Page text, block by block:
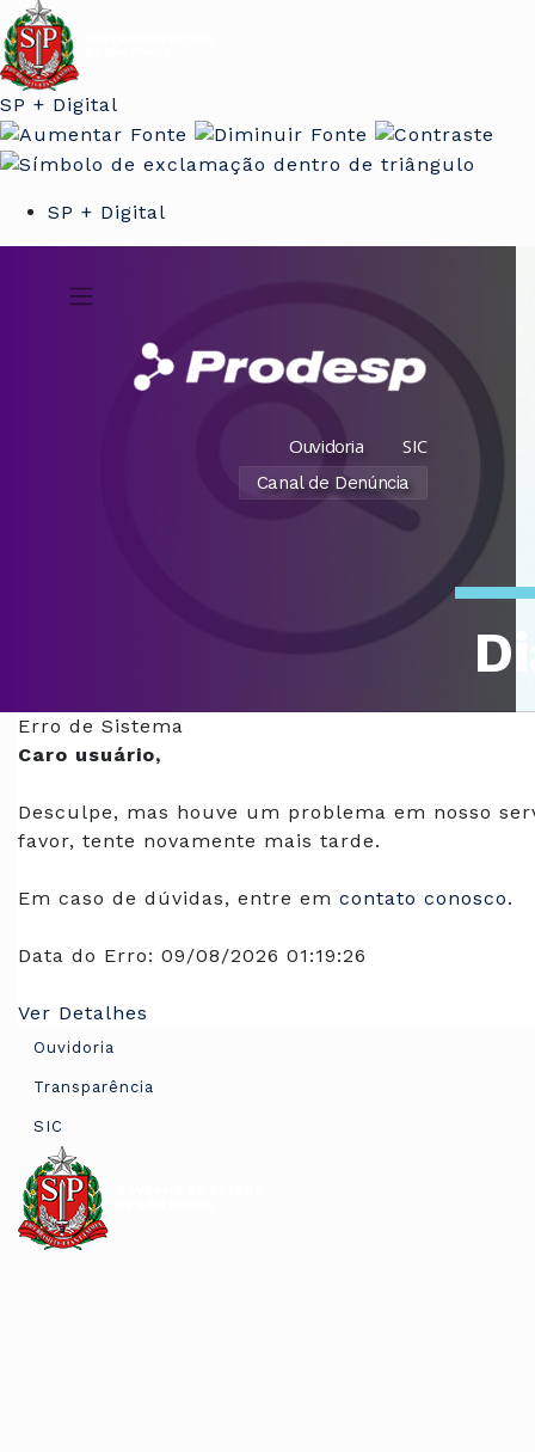
SP + Digital
SP + Digital
Ouvidoria SIC
Canal de Denúncia
Erro de Sistema
Caro usuário,
Desculpe, mas houve um problema em nosso
favor, tente novamente mais tarde.
Em caso de dúvidas, entre em contato conosco.
Data do Erro: 09/08/2026 01:19:26
Ver Detalhes
Ouvidoria
Transparência
SIC